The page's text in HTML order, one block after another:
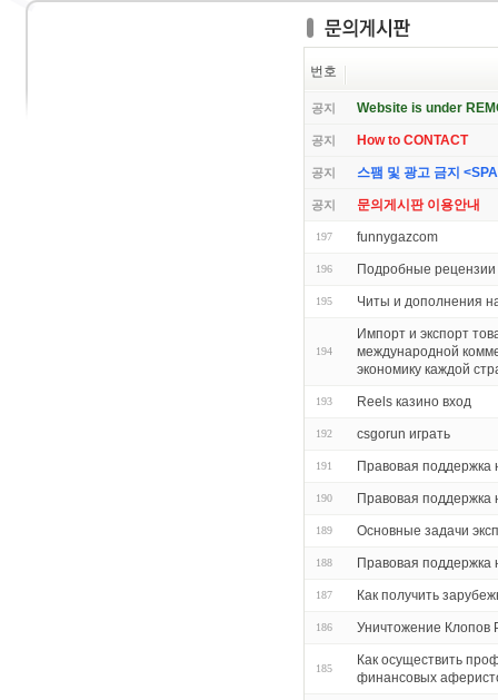
번호
공지 Website is under
공지 How to CONTACT
공지 스팸 및 광고 금지
공지 문의게시판 이용안내
197 funnygazcom
196 Подробные рецензии
195 Читы и дополнения
194
Импорт и экспорт
международной
экономику каждой
193 Reels казино вход
192 csgorun играть
191 Правовая поддержка
190 Правовая поддержка
189 Основные задачи
188 Правовая поддержка
187 Как получить
186 Уничтожение Клопов
185
Как осуществить
финансовых